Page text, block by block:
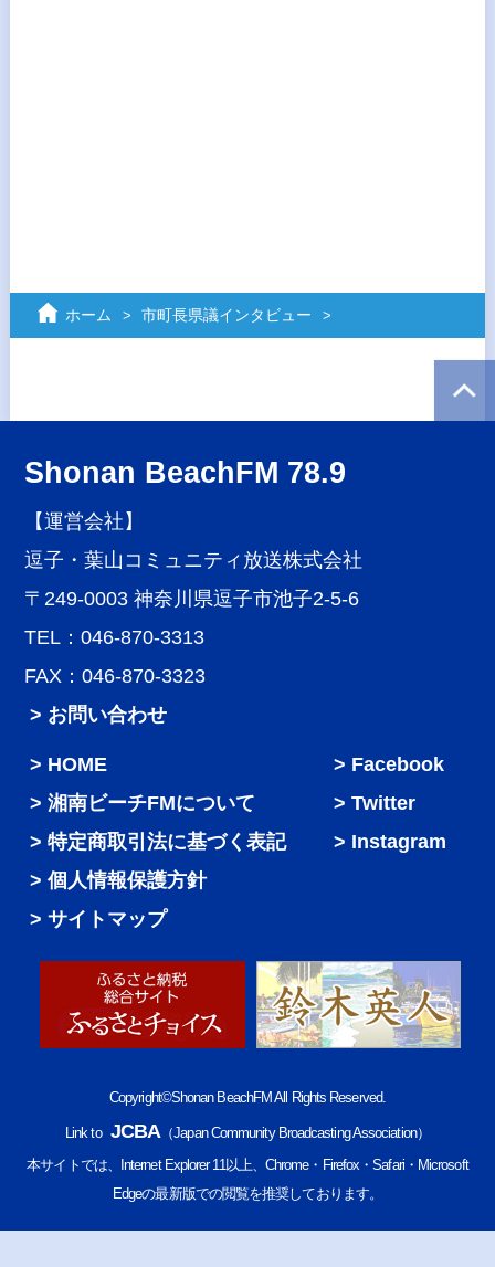
ホーム 市町長県議インタビュー
Shonan BeachFM 78.9
【運営会社】
逗子・葉山コミュニティ放送株式会社
〒249-0003 神奈川県逗子市池子2-5-6
TEL：046-870-3313
FAX：046-870-3323
> お問い合わせ
HOME
湘南ビーチFMについて
特定商取引法に基づく表記
個人情報保護方針
サイトマップ
Facebook
Twitter
Instagram
Copyright©Shonan BeachFM All Rights Reserved.
Link to JCBA（Japan Community Broadcasting Association）
本サイトでは、Internet Explorer 11以上、Chrome・Firefox・Safari・Microsoft
Edgeの最新版での閲覧を推奨しております。